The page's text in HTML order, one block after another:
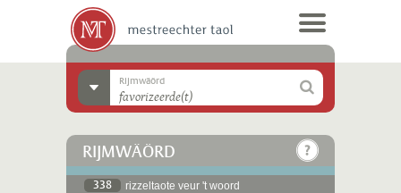
Rijmwäörd
RIJMWÄÖRD
338
rizzeltaote veur 't woord